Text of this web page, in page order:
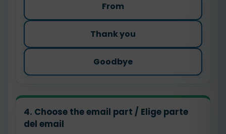
From
Thank you
Goodbye
4. Choose the email part / Elige parte
del email